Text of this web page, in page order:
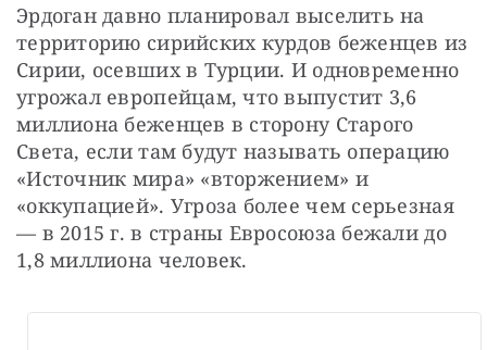
Эрдоган давно планировал выселить на
территорию сирийских курдов беженцев из
Сирии, осевших в Турции. И одновременно
угрожал европейцам, что выпустит 3,6
миллиона беженцев в сторону Старого
Света, если там будут называть операцию
«Источник мира» «вторжением» и
«оккупацией». Угроза более чем серьезная
— в 2015 г. в страны Евросоюза бежали до
1,8 миллиона человек.